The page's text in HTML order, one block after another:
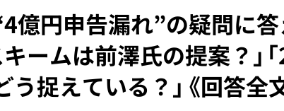
億円申告漏れ”の疑問に
キームは前澤氏の提案？」
う捉えている？」《回答全